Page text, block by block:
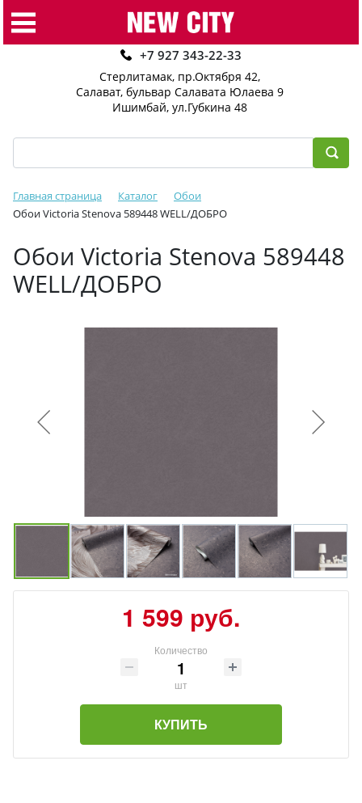
+7 927 343-22-33
Стерлитамак, пр.Октября 42,
Салават, бульвар Салавата Юлаева 9
Ишимбай, ул.Губкина 48
Главная страница Каталог
Обои
Обои Victoria Stenova 589448 WELL/ДОБРО
Обои Victoria Stenova 589448
WELL/ДОБРО
1 599 руб.
Количество
шт
КУПИТЬ